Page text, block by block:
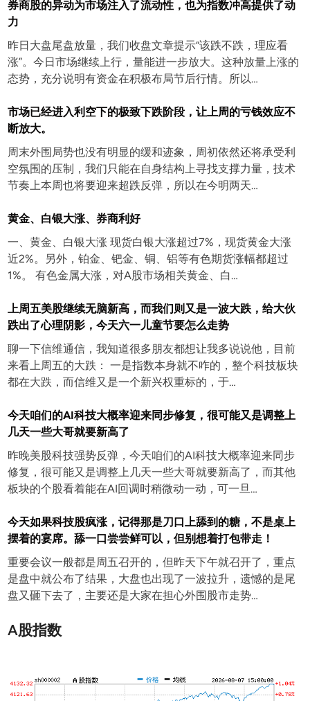
券商股的异动为市场注入了流动性，也为指数冲高提供了动
力
昨日大盘尾盘放量，我们收盘文章提示“该跌不跌，理应看
涨”。今日市场继续上行，量能进一步放大。这种放量上涨的
态势，充分说明有资金在积极布局节后行情。所以…
市场已经进入利空下的极致下跌阶段，让上周的亏钱效应不
断放大。
周末外围局势也没有明显的缓和迹象，周初依然还将承受利
空氛围的压制，我们只能在自身结构上寻找支撑力量，技术
节奏上本周也将要迎来超跌反弹，所以在今明两天…
黄金、白银大涨、券商利好
一、黄金、白银大涨 现货白银大涨超过7%，现货黄金大涨
近2%。另外，铂金、钯金、铜、铝等有色期货涨幅都超过
1%。 有色金属大涨，对A股市场相关黄金、白…
上周五美股继续无脑新高，而我们则又是一波大跌，给大伙
跌出了心理阴影，今天六一儿童节要怎么走势
聊一下信维通信，我知道很多朋友都想让我多说说他，目前
来看上周五的大跌： 一是指数本身就不咋的，整个科技板块
都在大跌，而信维又是一个新兴权重标的，于…
今天咱们的AI科技大概率迎来同步修复，很可能又是调整上
几天一些大哥就要新高了
昨晚美股科技强势反弹，今天咱们的AI科技大概率迎来同步
修复，很可能又是调整上几天一些大哥就要新高了，而其他
板块的个股看着能在AI回调时稍微动一动，可一旦…
今天如果科技股疯涨，记得那是刀口上舔到的糖，不是桌上
摆着的宴席。舔一口尝尝鲜可以，但别想着打包带走！
重要会议一般都是周五召开的，但昨天下午就召开了，重点
是盘中就公布了结果，大盘也出现了一波拉升，遗憾的是尾
盘又砸下去了，主要还是大家在担心外围股市走势…
A股指数